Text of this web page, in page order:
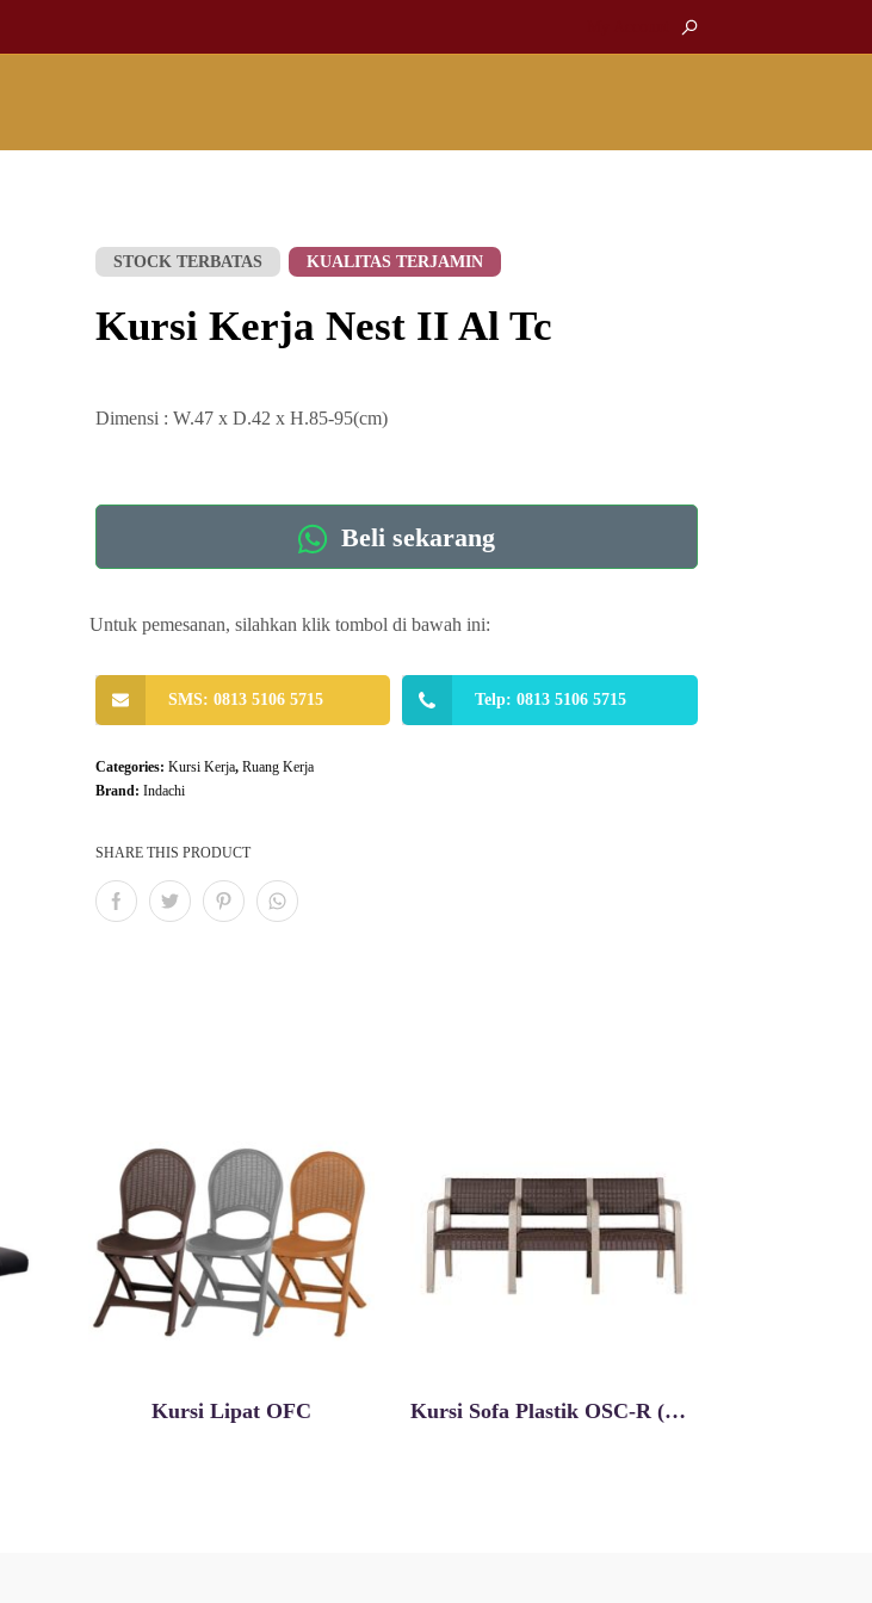
STOCK TERBATAS KUALITAS TERJAMIN
Kursi Kerja Nest II Al Tc
Dimensi : W.47 x D.42 x H.85-95(cm)
Beli sekarang
Untuk pemesanan, silahkan klik tombol di bawah ini:
SMS: 0813 5106 5715 Telp: 0813 5106 5715
Categories:Kursi Kerja,Ruang Kerja
Brand:Indachi
SHARE THIS PRODUCT
Kursi Lipat OFC Kursi Sofa Plastik OSC-R (H) 3 Seater